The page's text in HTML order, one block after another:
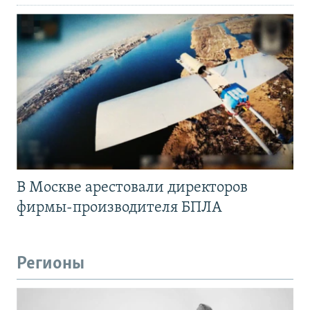
В Москве арестовали директоров
фирмы-производителя БПЛА
Регионы